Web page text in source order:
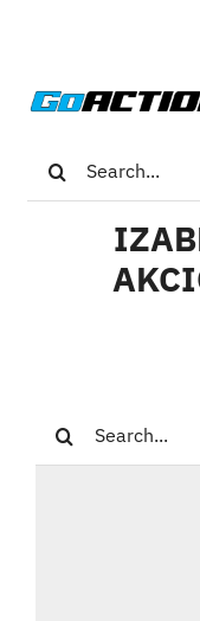
content
Home
Search
for:
Search
for: